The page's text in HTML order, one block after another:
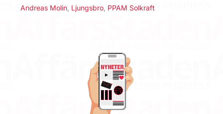
Andreas Molin Ljungsbro PPAM Solkraft